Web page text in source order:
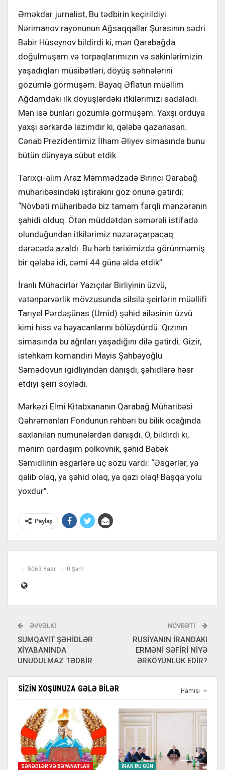
Əməkdar jurnalist, Bu tədbirin keçirildiyi
Nərimanov rayonunun Ağsaqqallar Şurasının sədri
Bəbir Hüseynov bildirdi ki, mən Qarabağda
doğulmuşam və torpaqlarımızın və sakinlərimizin
yaşadıqları müsibətləri, döyüş səhnələrini
gözümlə görmüşəm. Bayaq Əflatun müəllim
Ağdamdakı ilk döyüşlərdəki itkilərimizi sadaladı.
Mən isə bunları gözümlə görmüşəm. Yaxşı orduya
yaxşı sərkərdə lazımdır ki, qələbə qazanasan.
Cənab Prezidentimiz İlham Əliyev simasında bunu
bütün dünyaya sübut etdik.
Tarixçi-alim Araz Məmmədzadə Birinci Qarabağ
müharibəsindəki iştirakını göz önünə gətirdi:
“Növbəti müharibədə biz tamam fərqli mənzərənin
şahidi olduq. Ötən müddətdən səmərəli istifadə
olunduğundan itkilərimiz nəzərəçarpacaq
dərəcədə azaldı. Bu hərb tariximizdə görünməmiş
bir qələbə idi, cəmi 44 günə əldə etdik”.
İranlı Mühacirlər Yazıçılar Birliyinin üzvü,
vətənpərvərlik mövzusunda silsilə şeirlərin müəllifi
Tarıyel Pərdəşünas (Ümid) şəhid ailəsinin üzvü
kimi hiss və həyacanlarını bölüşdürdü. Qızının
simasında bu ağrıları yaşadığını dilə gətirdi. Gizir,
istehkam komandiri Mayis Şahbəyoğlu
Səmədovun igidliyindən danışdı, şəhidlərə həsr
etdiyi şeiri söylədi.
Mərkəzi Elmi Kitabxananın Qarabağ Müharibəsi
Qəhrəmanları Fondunun rəhbəri bu bilik ocağında
saxlanılan nümunələrdən danışdı. O, bildirdi ki,
mənim qardaşım polkovnik, şəhid Babək
Səmidlinin əsgərlərə üç sözü vardı: “Əsgərlər, ya
qalib olaq, ya şəhid olaq, ya qazi olaq! Başqa yolu
yoxdur”.
Paylaş
5063 Yazı 0 Şərh
ƏVVƏLKI
SUMQAYIT ŞƏHİDLƏR
XİYABANINDA
UNUDULMAZ TƏDBİR
NÖVBƏTI
RUSİYANIN İRANDAKI
ERMƏNİ SƏFİRİ NİYƏ
ƏRKÖYÜNLÜK EDİR?
Hamısı
SIZIN XOŞUNUZA GƏLƏ BILƏR
SƏNƏDLƏR VƏ BƏYANATLAR İRAN BU GÜN